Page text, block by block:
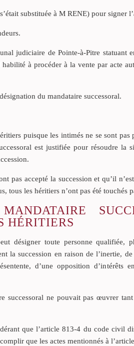
substituée à M RENE) pour signer
judiciaire de Pointe-à-Pitre statuant
à procéder à la vente par acte
du mandataire successoral.
puisque les intimés ne se sont pas
est justifiée pour résoudre
pas accepté la succession et qu’il
tous les héritiers n’ont pas été touchés
HÉRITIERS
désigner toute personne qualifiée,
la succession en raison de l’inertie,
d’une opposition
successoral ne pouvait pas œuvrer
que l’article 813-4 du code civil
que les actes mentionnés à